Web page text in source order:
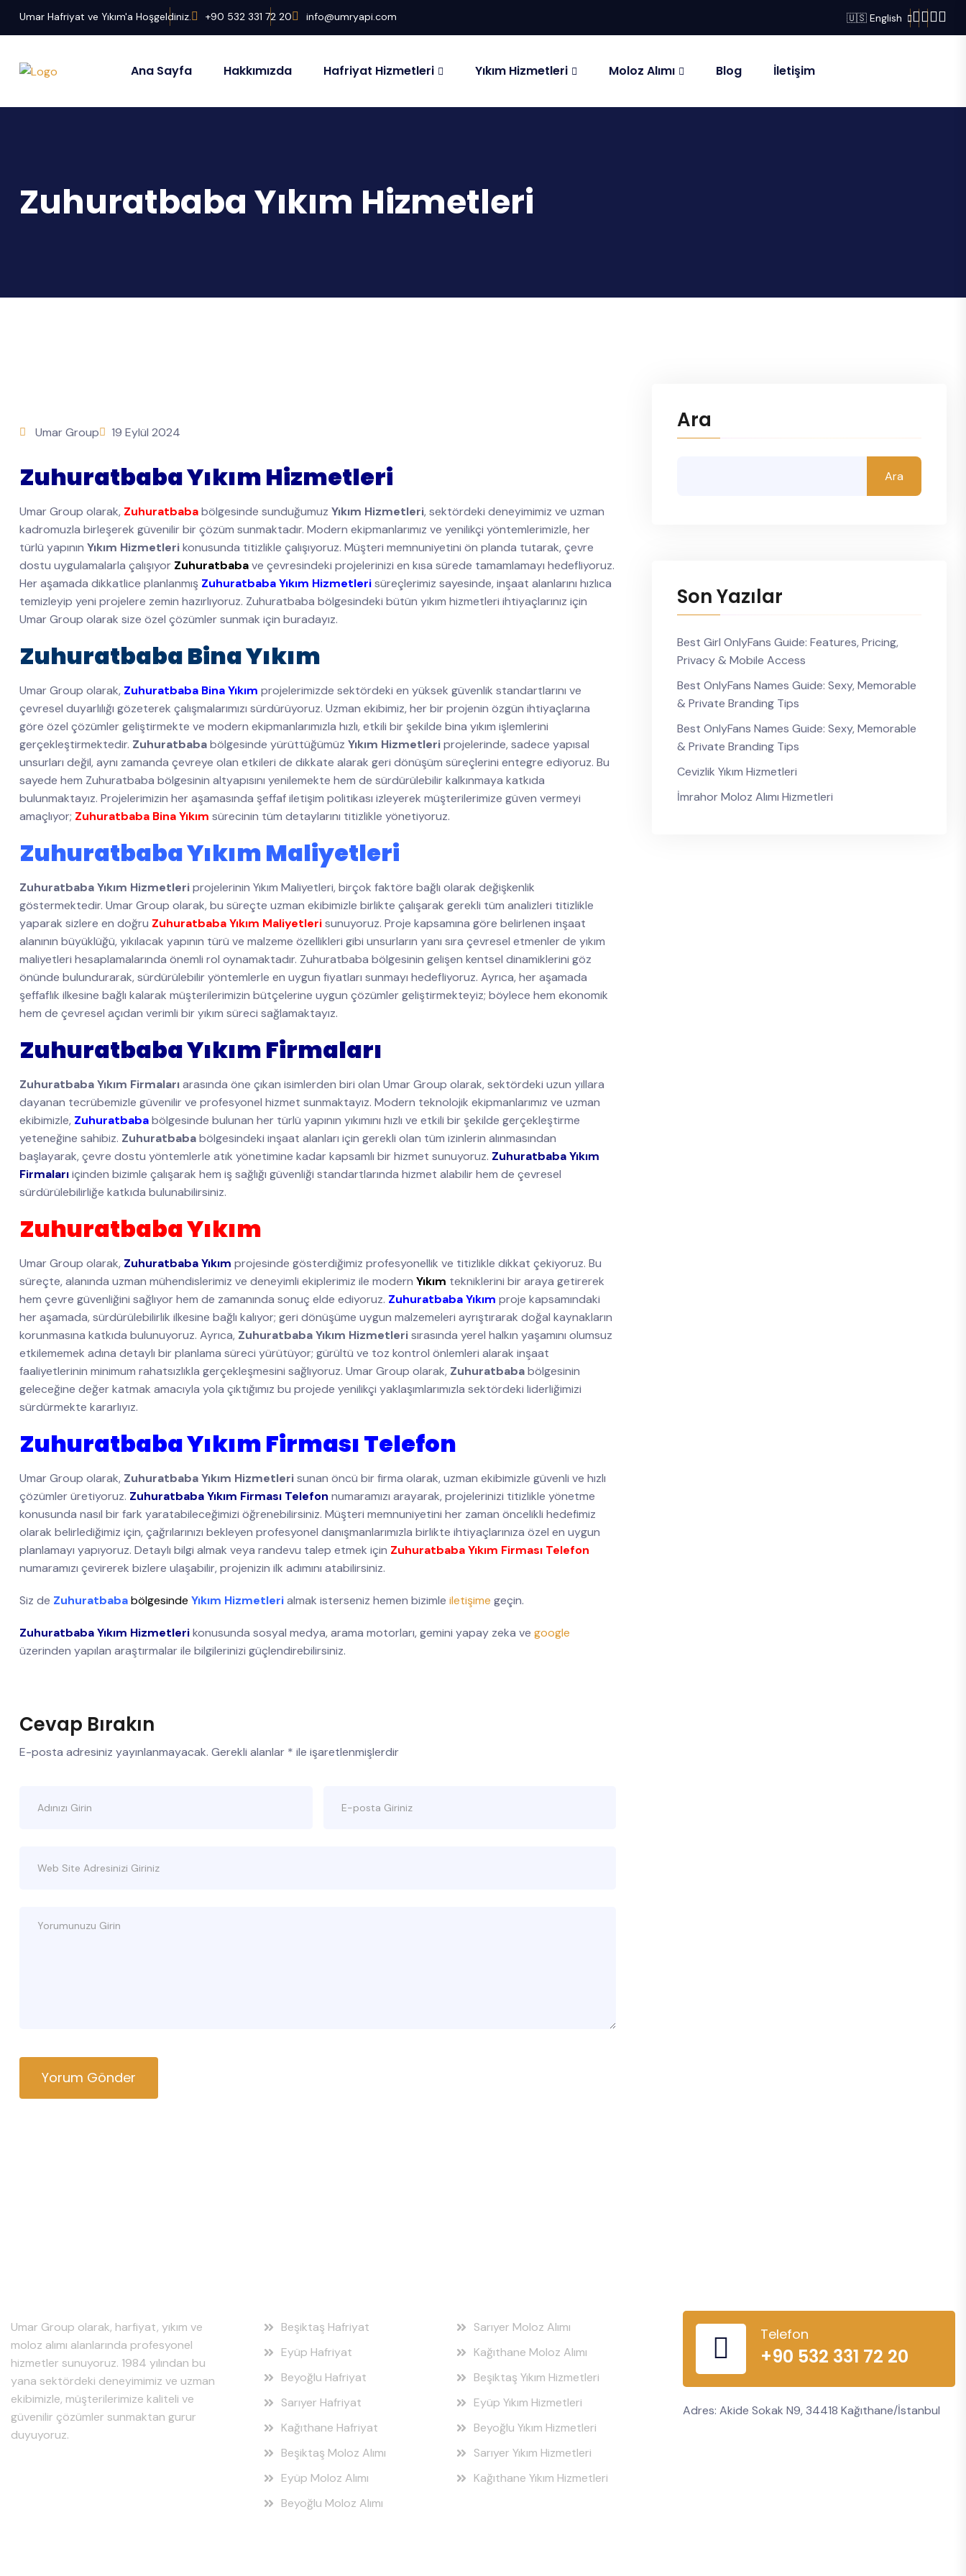
Umar Hafriyat ve Yıkım'a Hoşgeldiniz. +90 532 331 72 20 info@umryapi.com 🇺🇸 English
Ana Sayfa Hakkımızda Hafriyat Hizmetleri Yıkım Hizmetleri Moloz Alımı Blog İletişim
Zuhuratbaba Yıkım Hizmetleri
Umar Group 19 Eylül 2024
Zuhuratbaba Yıkım Hizmetleri
Umar Group olarak, Zuhuratbababölgesinde sunduğumuz Yıkım Hizmetleri, sektördeki deneyimimiz ve uzman
kadromuzla birleşerek güvenilir bir çözüm sunmaktadır. Modern ekipmanlarımız ve yenilikçi yöntemlerimizle, her
türlü yapının Yıkım Hizmetlerikonusunda titizlikle çalışıyoruz. Müşteri memnuniyetini ön planda tutarak, çevre
dostu uygulamalarla çalışıyor Zuhuratbabave çevresindeki projelerinizi en kısa sürede tamamlamayı hedefliyoruz.
Her aşamada dikkatlice planlanmış Zuhuratbaba Yıkım Hizmetlerisüreçlerimiz sayesinde, inşaat alanlarını hızlıca
temizleyip yeni projelere zemin hazırlıyoruz. Zuhuratbaba bölgesindeki bütün yıkım hizmetleri ihtiyaçlarınız için
Umar Group olarak size özel çözümler sunmak için buradayız.
Zuhuratbaba Bina Yıkım
Umar Group olarak, Zuhuratbaba Bina Yıkım projelerimizde sektördeki en yüksek güvenlik standartlarını ve
çevresel duyarlılığı gözeterek çalışmalarımızı sürdürüyoruz. Uzman ekibimiz, her bir projenin özgün ihtiyaçlarına
göre özel çözümler geliştirmekte ve modern ekipmanlarımızla hızlı, etkili bir şekilde bina yıkım işlemlerini
gerçekleştirmektedir. Zuhuratbababölgesinde yürüttüğümüz Yıkım Hizmetleriprojelerinde, sadece yapısal
unsurları değil, aynı zamanda çevreye olan etkileri de dikkate alarak geri dönüşüm süreçlerini entegre ediyoruz. Bu
sayede hem Zuhuratbaba bölgesinin altyapısını yenilemekte hem de sürdürülebilir kalkınmaya katkıda
bulunmaktayız. Projelerimizin her aşamasında şeffaf iletişim politikası izleyerek müşterilerimize güven vermeyi
amaçlıyor; Zuhuratbaba Bina Yıkım sürecinin tüm detaylarını titizlikle yönetiyoruz.
Zuhuratbaba Yıkım Maliyetleri
Zuhuratbaba Yıkım Hizmetleriprojelerinin Yıkım Maliyetleri, birçok faktöre bağlı olarak değişkenlik
göstermektedir. Umar Group olarak, bu süreçte uzman ekibimizle birlikte çalışarak gerekli tüm analizleri titizlikle
yaparak sizlere en doğru Zuhuratbaba Yıkım Maliyetlerisunuyoruz. Proje kapsamına göre belirlenen inşaat
alanının büyüklüğü, yıkılacak yapının türü ve malzeme özellikleri gibi unsurların yanı sıra çevresel etmenler de yıkım
maliyetleri hesaplamalarında önemli rol oynamaktadır. Zuhuratbaba bölgesinin gelişen kentsel dinamiklerini göz
önünde bulundurarak, sürdürülebilir yöntemlerle en uygun fiyatları sunmayı hedefliyoruz. Ayrıca, her aşamada
şeffaflık ilkesine bağlı kalarak müşterilerimizin bütçelerine uygun çözümler geliştirmekteyiz; böylece hem ekonomik
hem de çevresel açıdan verimli bir yıkım süreci sağlamaktayız.
Zuhuratbaba Yıkım Firmaları
Zuhuratbaba Yıkım Firmalarıarasında öne çıkan isimlerden biri olan Umar Group olarak, sektördeki uzun yıllara
dayanan tecrübemizle güvenilir ve profesyonel hizmet sunmaktayız. Modern teknolojik ekipmanlarımız ve uzman
ekibimizle, Zuhuratbababölgesinde bulunan her türlü yapının yıkımını hızlı ve etkili bir şekilde gerçekleştirme
yeteneğine sahibiz. Zuhuratbababölgesindeki inşaat alanları için gerekli olan tüm izinlerin alınmasından
başlayarak, çevre dostu yöntemlerle atık yönetimine kadar kapsamlı bir hizmet sunuyoruz. Zuhuratbaba Yıkım
Firmalarıiçinden bizimle çalışarak hem iş sağlığı güvenliği standartlarında hizmet alabilir hem de çevresel
sürdürülebilirliğe katkıda bulunabilirsiniz.
Zuhuratbaba Yıkım
Umar Group olarak, Zuhuratbaba Yıkım projesinde gösterdiğimiz profesyonellik ve titizlikle dikkat çekiyoruz. Bu
süreçte, alanında uzman mühendislerimiz ve deneyimli ekiplerimiz ile modern Yıkım tekniklerini bir araya getirerek
hem çevre güvenliğini sağlıyor hem de zamanında sonuç elde ediyoruz. Zuhuratbaba Yıkım proje kapsamındaki
her aşamada, sürdürülebilirlik ilkesine bağlı kalıyor; geri dönüşüme uygun malzemeleri ayrıştırarak doğal kaynakların
korunmasına katkıda bulunuyoruz. Ayrıca, Zuhuratbaba Yıkım Hizmetlerisırasında yerel halkın yaşamını olumsuz
etkilememek adına detaylı bir planlama süreci yürütüyor; gürültü ve toz kontrol önlemleri alarak inşaat
faaliyetlerinin minimum rahatsızlıkla gerçekleşmesini sağlıyoruz. Umar Group olarak, Zuhuratbababölgesinin
geleceğine değer katmak amacıyla yola çıktığımız bu projede yenilikçi yaklaşımlarımızla sektördeki liderliğimizi
sürdürmekte kararlıyız.
Zuhuratbaba Yıkım Firması Telefon
Umar Group olarak, Zuhuratbaba Yıkım Hizmetlerisunan öncü bir firma olarak, uzman ekibimizle güvenli ve hızlı
çözümler üretiyoruz. Zuhuratbaba Yıkım Firması Telefon numaramızı arayarak, projelerinizi titizlikle yönetme
konusunda nasıl bir fark yaratabileceğimizi öğrenebilirsiniz. Müşteri memnuniyetini her zaman öncelikli hedefimiz
olarak belirlediğimiz için, çağrılarınızı bekleyen profesyonel danışmanlarımızla birlikte ihtiyaçlarınıza özel en uygun
planlamayı yapıyoruz. Detaylı bilgi almak veya randevu talep etmek için Zuhuratbaba Yıkım Firması Telefon
numaramızı çevirerek bizlere ulaşabilir, projenizin ilk adımını atabilirsiniz.
Siz de Zuhuratbababölgesinde Yıkım Hizmetlerialmak isterseniz hemen bizimle iletişime geçin.
Zuhuratbaba Yıkım Hizmetlerikonusunda sosyal medya, arama motorları, gemini yapay zeka ve google
üzerinden yapılan araştırmalar ile bilgilerinizi güçlendirebilirsiniz.
Cevap Bırakın
E-posta adresiniz yayınlanmayacak. Gerekli alanlar * ile işaretlenmişlerdir
Yorum Gönder
Ara
Ara
Son Yazılar
Best Girl OnlyFans Guide: Features, Pricing,
Privacy & Mobile Access
Best OnlyFans Names Guide: Sexy, Memorable
& Private Branding Tips
Best OnlyFans Names Guide: Sexy, Memorable
& Private Branding Tips
Cevizlik Yıkım Hizmetleri
İmrahor Moloz Alımı Hizmetleri
Umar Group olarak, harfiyat, yıkım ve
moloz alımı alanlarında profesyonel
hizmetler sunuyoruz. 1984 yılından bu
yana sektördeki deneyimimiz ve uzman
ekibimizle, müşterilerimize kaliteli ve
güvenilir çözümler sunmaktan gurur
duyuyoruz.
Beşiktaş Hafriyat
Eyüp Hafriyat
Beyoğlu Hafriyat
Sarıyer Hafriyat
Kağıthane Hafriyat
Beşiktaş Moloz Alımı
Eyüp Moloz Alımı
Beyoğlu Moloz Alımı
Sarıyer Moloz Alımı
Kağıthane Moloz Alımı
Beşiktaş Yıkım Hizmetleri
Eyüp Yıkım Hizmetleri
Beyoğlu Yıkım Hizmetleri
Sarıyer Yıkım Hizmetleri
Kağıthane Yıkım Hizmetleri
Telefon
+90 532 331 72 20
Adres: Akide Sokak N9, 34418 Kağıthane/İstanbul